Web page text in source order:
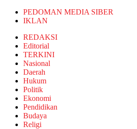
PEDOMAN MEDIA SIBER
IKLAN
REDAKSI
Editorial
TERKINI
Nasional
Daerah
Hukum
Politik
Ekonomi
Pendidikan
Budaya
Religi